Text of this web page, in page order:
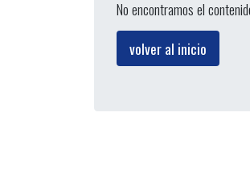
No encontramos el
volver al inicio